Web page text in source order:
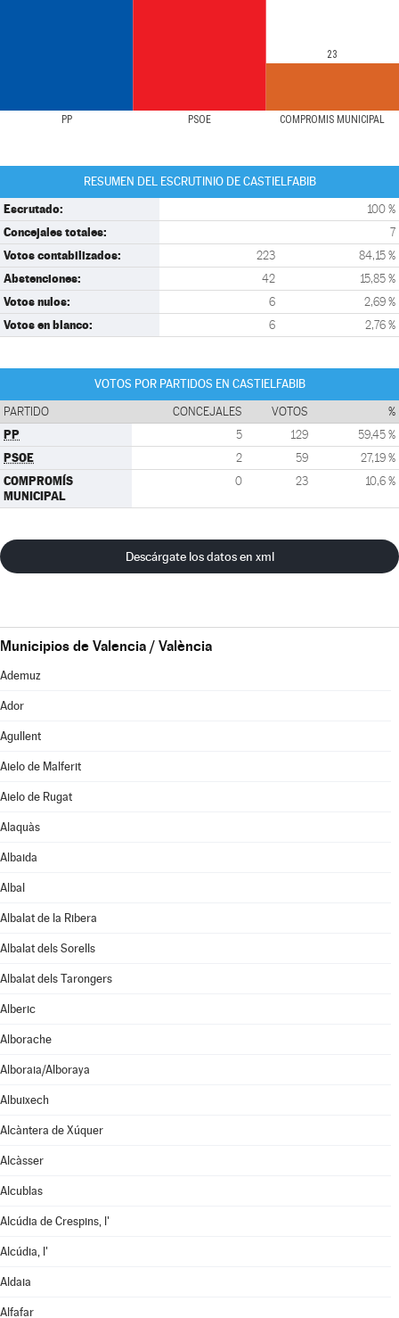
PP PSOE COMPROMÍS MUNICIPAL
23
RESUMEN DEL ESCRUTINIO DE CASTIELFABIB
Escrutado: 100 %
Concejales totales: 7
Votos contabilizados: 223 84,15 %
Abstenciones: 42 15,85 %
Votos nulos: 6 2,69 %
Votos en blanco: 6 2,76 %
VOTOS POR PARTIDOS EN CASTIELFABIB
PARTIDO CONCEJALES VOTOS %
PP 5 129 59,45 %
PSOE 2 59 27,19 %
COMPROMÍS
MUNICIPAL
0 23 10,6 %
Descárgate los datos en xml
Municipios de Valencia / València
Ademuz
Ador
Agullent
Aielo de Malferit
Aielo de Rugat
Alaquàs
Albaida
Albal
Albalat de la Ribera
Albalat dels Sorells
Albalat dels Tarongers
Alberic
Alborache
Alboraia/Alboraya
Albuixech
Alcàntera de Xúquer
Alcàsser
Alcublas
Alcúdia de Crespins, l'
Alcúdia, l'
Aldaia
Alfafar